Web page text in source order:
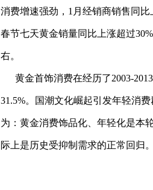
消费增速强劲，1月经销商销售同
春节七天黄金销量同比上涨超过
右。
黄金首饰消费在经历了2003-
31.5%。国潮文化崛起引发年轻消
为：黄金消费饰品化、年轻化是本
际上是历史受抑制需求的正常回归